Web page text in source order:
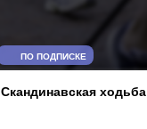
ПО ПОДПИСКЕ
Скандинавская ходьба